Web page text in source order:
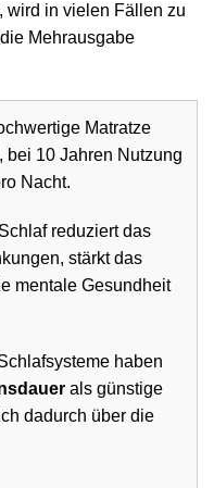
wird in vielen Fällen zu
Mehrausgabe
Matratze
bei 10 Jahren Nutzung
Nacht.
reduziert das
stärkt das
mentale Gesundheit
haben
als günstige
dadurch über die